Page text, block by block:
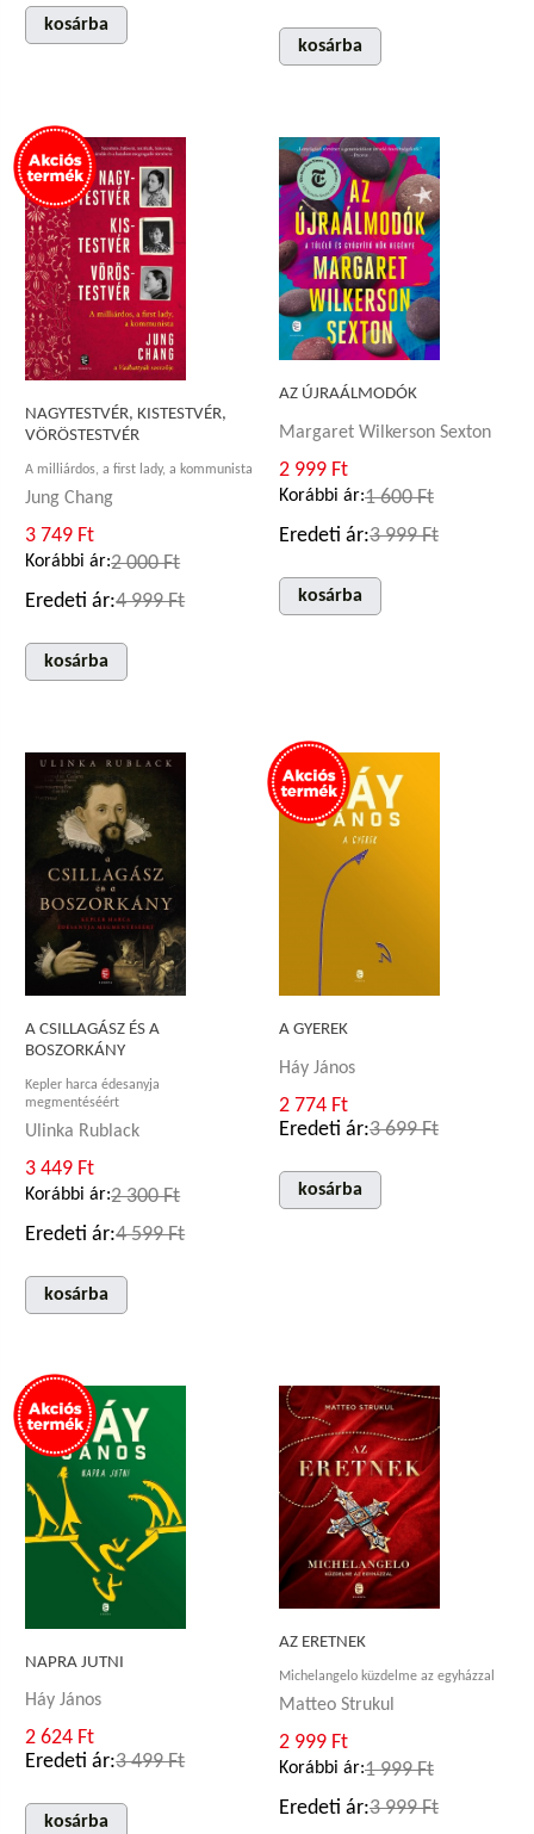
kosárba
kosárba
NAGYTESTVÉR, KISTESTVÉR,
VÖRÖSTESTVÉR
A milliárdos, a first lady, a kommunista
Jung Chang
3 749 Ft
Korábbi ár:2 000 Ft
Eredeti ár:4 999 Ft
kosárba
AZ ÚJRAÁLMODÓK
Margaret Wilkerson Sexton
2 999 Ft
Korábbi ár:1 600 Ft
Eredeti ár:3 999 Ft
kosárba
A CSILLAGÁSZ ÉS A
BOSZORKÁNY
Kepler harca édesanyja
megmentéséért
Ulinka Rublack
3 449 Ft
Korábbi ár:2 300 Ft
Eredeti ár:4 599 Ft
kosárba
A GYEREK
Háy János
2 774 Ft
Eredeti ár:3 699 Ft
kosárba
NAPRA JUTNI
Háy János
2 624 Ft
Eredeti ár:3 499 Ft
kosárba
AZ ERETNEK
Michelangelo küzdelme az egyházzal
Matteo Strukul
2 999 Ft
Korábbi ár:1 999 Ft
Eredeti ár:3 999 Ft